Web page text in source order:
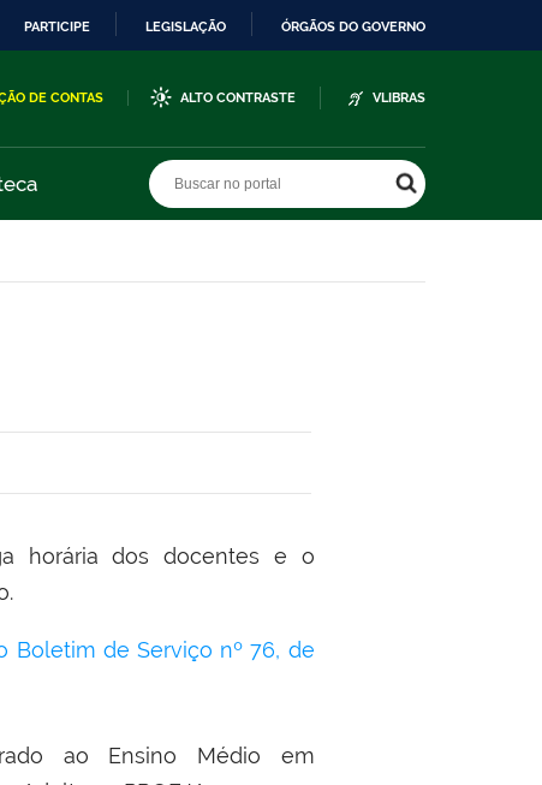
PARTICIPE LEGISLAÇÃO ÓRGÃOS DO GOVERNO
DE CONTAS ALTO CONTRASTE VLIBRAS
horária dos docentes e o
Boletim de Serviço nº 76, de
ao Ensino Médio em